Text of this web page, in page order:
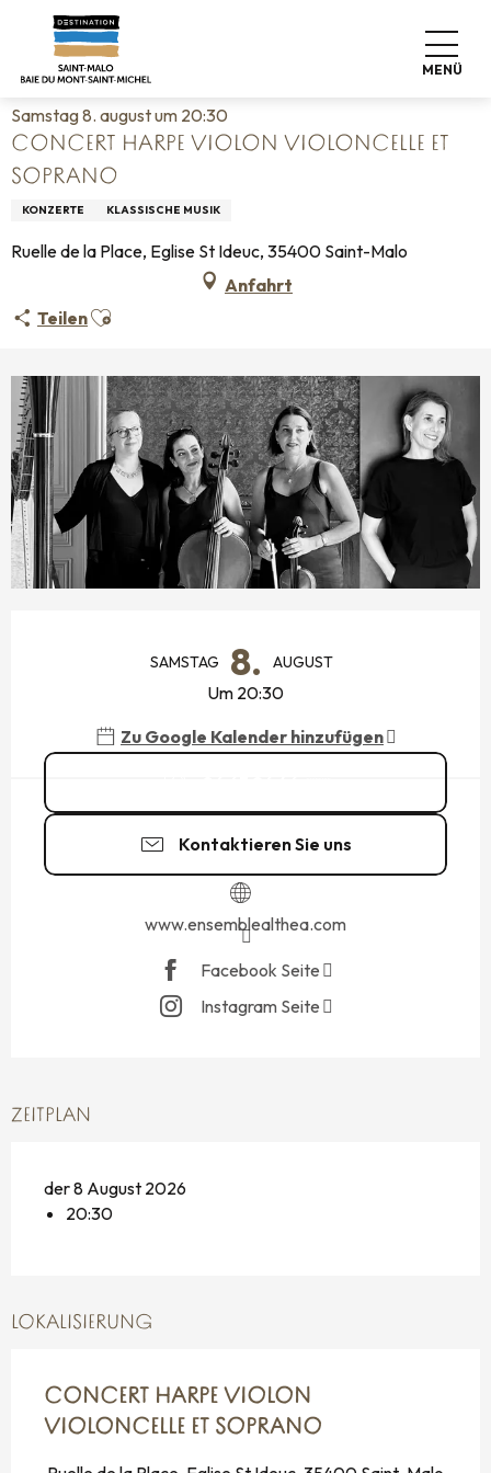
contenu
MENÜ
Startseite
Veranstaltungskalender
Concert harpe violon violoncelle et soprano
Samstag 8. august um 20:30
CONCERT HARPE VIOLON VIOLONCELLE ET
SOPRANO
KONZERTE KLASSISCHE MUSIK
Ruelle de la Place, Eglise St Ideuc, 35400 Saint-Malo
Anfahrt
TeilenAjouter aux favoris
SAMSTAG 8. AUGUST
Um 20:30
Zu Google Kalender hinzufügen
Kontaktieren Sie uns
www.ensemblealthea.com
Facebook Seite
Instagram Seite
ZEITPLAN
der 8 August 2026
20:30
LOKALISIERUNG
CONCERT HARPE VIOLON
VIOLONCELLE ET SOPRANO